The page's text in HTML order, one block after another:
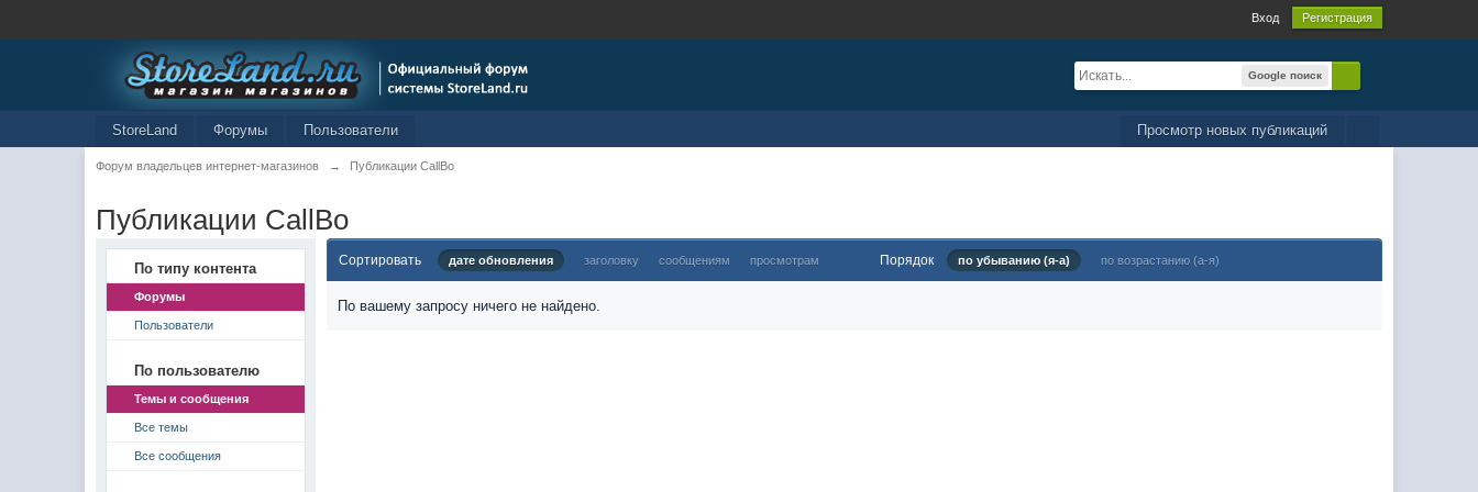
Вход Регистрация
Google поиск
Просмотр новых публикаций
StoreLand Форумы Пользователи
Форум владельцев интернет-магазинов → Публикации CallBo
Публикации CallBo
По типу контента
Форумы
Пользователи
По пользователю
Темы и сообщения
Все темы
Все сообщения
Сортировать дате обновления заголовку сообщениям просмотрам Порядок по убыванию (я-а) по возрастанию (а-я)
По вашему запросу ничего не найдено.